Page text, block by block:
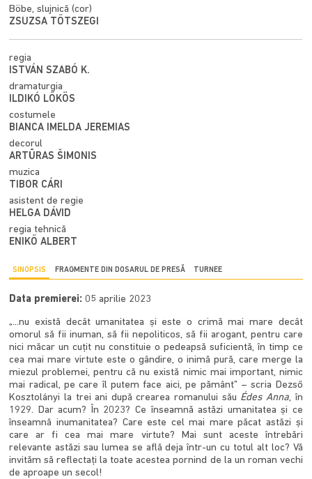
Böbe, slujnică (cor)
ZSUZSA TŐTSZEGI
regia
ISTVÁN SZABÓ K.
dramaturgia
ILDIKÓ LŐKÖS
costumele
BIANCA IMELDA JEREMIAS
decorul
ARTŪRAS ŠIMONIS
muzica
TIBOR CÁRI
asistent de regie
HELGA DÁVID
regia tehnică
ENIKŐ ALBERT
SINOPSIS FRAGMENTE DIN DOSARUL DE PRESĂ TURNEE
Data premierei: 05 aprilie 2023
„...nu există decât umanitatea și este o crimă mai mare decât
omorul să fii inuman, să fii nepoliticos, să fii arogant, pentru care
nici măcar un cuțit nu constituie o pedeapsă suficientă, în timp ce
cea mai mare virtute este o gândire, o inimă pură, care merge la
miezul problemei, pentru că nu există nimic mai important, nimic
mai radical, pe care îl putem face aici, pe pământ” – scria Dezső
Kosztolányi la trei ani după crearea romanului său Édes Anna, în
1929. Dar acum? În 2023? Ce înseamnă astăzi umanitatea și ce
înseamnă inumanitatea? Care este cel mai mare păcat astăzi și
care ar fi cea mai mare virtute? Mai sunt aceste întrebări
relevante astăzi sau lumea se află deja într-un cu totul alt loc? Vă
invităm să reflectați la toate acestea pornind de la un roman vechi
de aproape un secol!